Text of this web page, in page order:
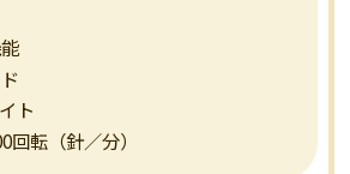
ト
回転（針／分）